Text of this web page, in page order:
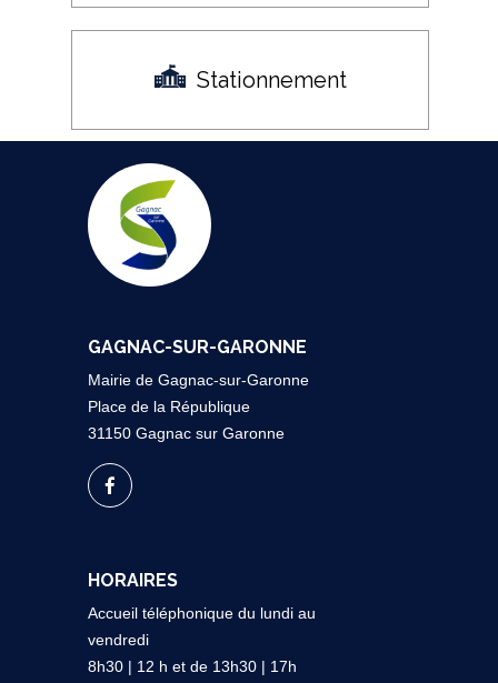
Stationnement
GAGNAC-SUR-GARONNE
Mairie de Gagnac-sur-Garonne
Place de la République
31150 Gagnac sur Garonne
HORAIRES
Accueil téléphonique du lundi au
vendredi
8h30 | 12 h et de 13h30 | 17h